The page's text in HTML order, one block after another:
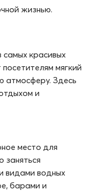
жизнью.
красивых
мягкий
атмосферу. Здесь
и
место для
заняться
видами водных
барами и